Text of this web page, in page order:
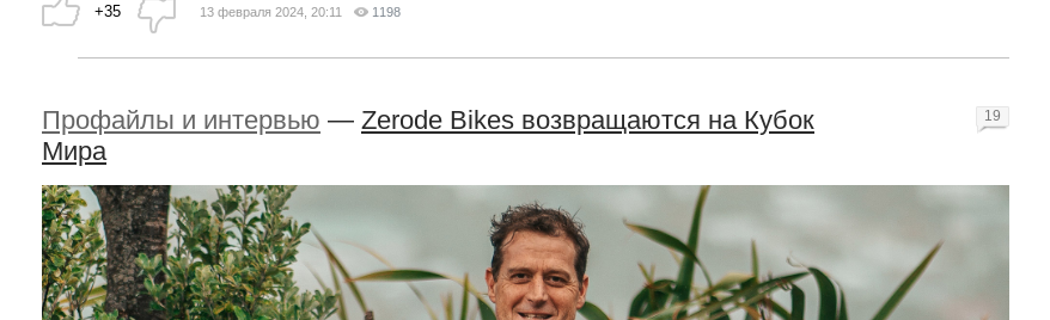
+35 13 февраля 2024, 20:11 1198
Профайлы и интервью — Zerode Bikes возвращаются на Кубок
Мира
19